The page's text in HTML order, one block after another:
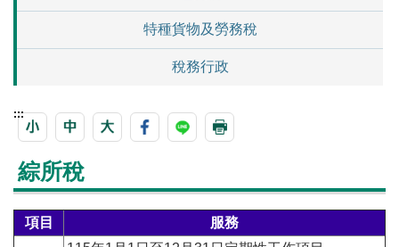
特種貨物及勞務稅
稅務行政
:::
綜所稅
項目 服務